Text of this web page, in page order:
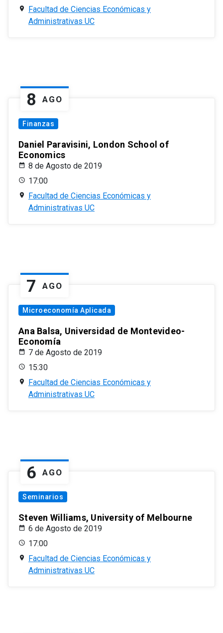
Facultad de Ciencias Económicas y
Administrativas UC
8 AGO
Finanzas
Daniel Paravisini, London School of
Economics
8 de Agosto de 2019
17:00
Facultad de Ciencias Económicas y
Administrativas UC
7 AGO
Microeconomía Aplicada
Ana Balsa, Universidad de Montevideo-
Economía
7 de Agosto de 2019
15:30
Facultad de Ciencias Económicas y
Administrativas UC
6 AGO
Seminarios
Steven Williams, University of Melbourne
6 de Agosto de 2019
17:00
Facultad de Ciencias Económicas y
Administrativas UC